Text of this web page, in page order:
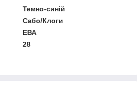
Темно-синій
Сабо/Клоги
ЕВА
28